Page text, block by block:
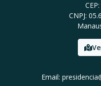
CNPJ:
Email: